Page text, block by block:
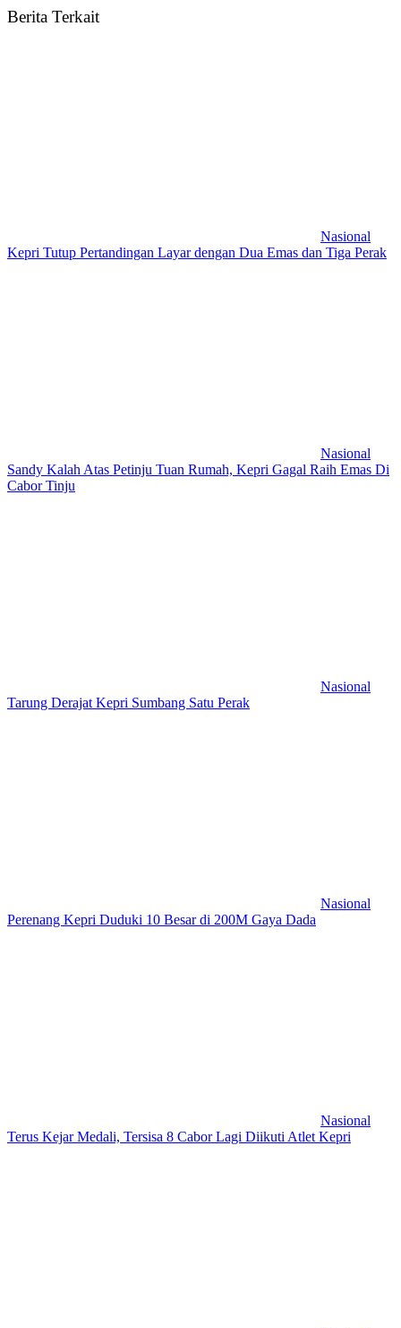
Berita Terkait
Nasional
Kepri Tutup Pertandingan Layar dengan Dua Emas dan Tiga Perak
Nasional
Sandy Kalah Atas Petinju Tuan Rumah, Kepri Gagal Raih Emas Di
Cabor Tinju
Nasional
Tarung Derajat Kepri Sumbang Satu Perak
Nasional
Perenang Kepri Duduki 10 Besar di 200M Gaya Dada
Nasional
Terus Kejar Medali, Tersisa 8 Cabor Lagi Diikuti Atlet Kepri